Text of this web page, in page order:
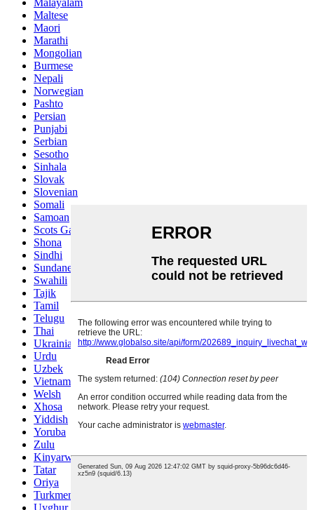
Malayalam
Maltese
Maori
Marathi
Mongolian
Burmese
Nepali
Norwegian
Pashto
Persian
Punjabi
Serbian
Sesotho
Sinhala
Slovak
Slovenian
Somali
Samoan
Scots Gaelic
Shona
Sindhi
Sundanese
Swahili
Tajik
Tamil
Telugu
Thai
Ukrainian
Urdu
Uzbek
Vietnamese
Welsh
Xhosa
Yiddish
Yoruba
Zulu
Kinyarwanda
Tatar
Oriya
Turkmen